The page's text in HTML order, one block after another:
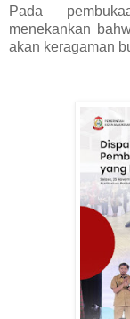
Pada
menekankan
akan keragaman